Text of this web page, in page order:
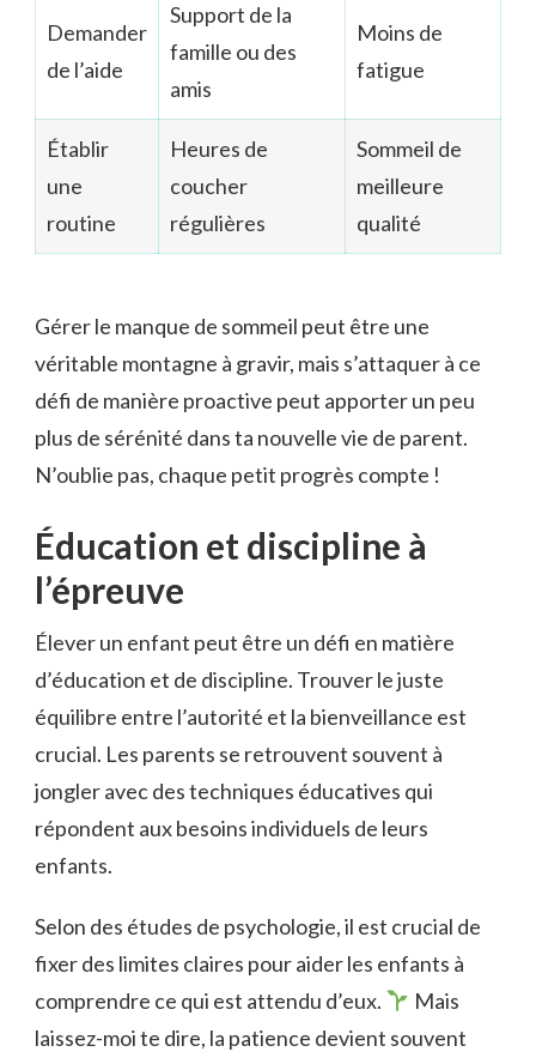
Demander
de l’aide
Support de la
famille ou des
amis
Moins de
fatigue
Établir
une
routine
Heures de
coucher
régulières
Sommeil de
meilleure
qualité
Gérer le manque de sommeil peut être une
véritable montagne à gravir, mais s’attaquer à ce
défi de manière proactive peut apporter un peu
plus de sérénité dans ta nouvelle vie de parent.
N’oublie pas, chaque petit progrès compte !
Éducation et discipline à
l’épreuve
Élever un enfant peut être un défi en matière
d’éducation et de discipline. Trouver le juste
équilibre entre l’autorité et la bienveillance est
crucial. Les parents se retrouvent souvent à
jongler avec des techniques éducatives qui
répondent aux besoins individuels de leurs
enfants.
Selon des études de psychologie, il est crucial de
fixer des limites claires pour aider les enfants à
comprendre ce qui est attendu d’eux.
Mais
laissez-moi te dire, la patience devient souvent